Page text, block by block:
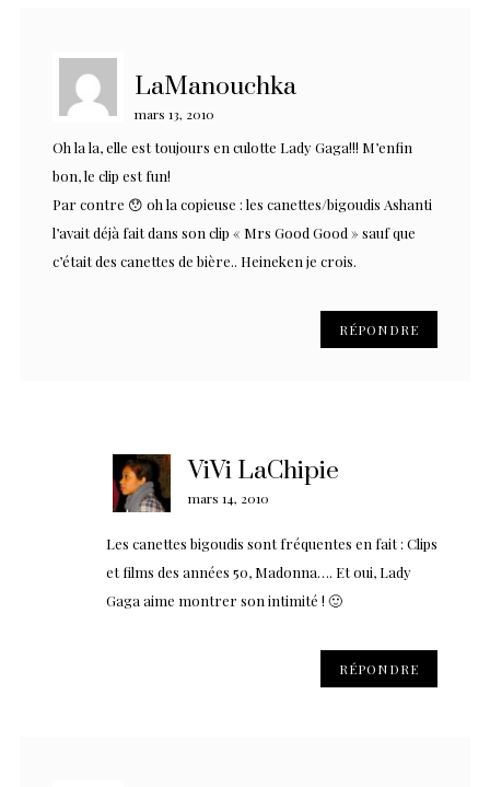
LaManouchka
mars 13, 2010
Oh la la, elle est toujours en culotte Lady Gaga!!! M’enfin
bon, le clip est fun!
Par contre 😯 oh la copieuse : les canettes/bigoudis Ashanti
l’avait déjà fait dans son clip « Mrs Good Good » sauf que
c’était des canettes de bière.. Heineken je crois.
RÉPONDRE
ViVi LaChipie
mars 14, 2010
Les canettes bigoudis sont fréquentes en fait : Clips
et films des années 50, Madonna…. Et oui, Lady
Gaga aime montrer son intimité ! 🙂
RÉPONDRE